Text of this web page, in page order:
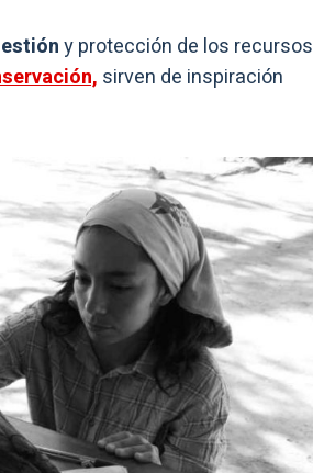
y protección de los recursos
sirven de inspiración